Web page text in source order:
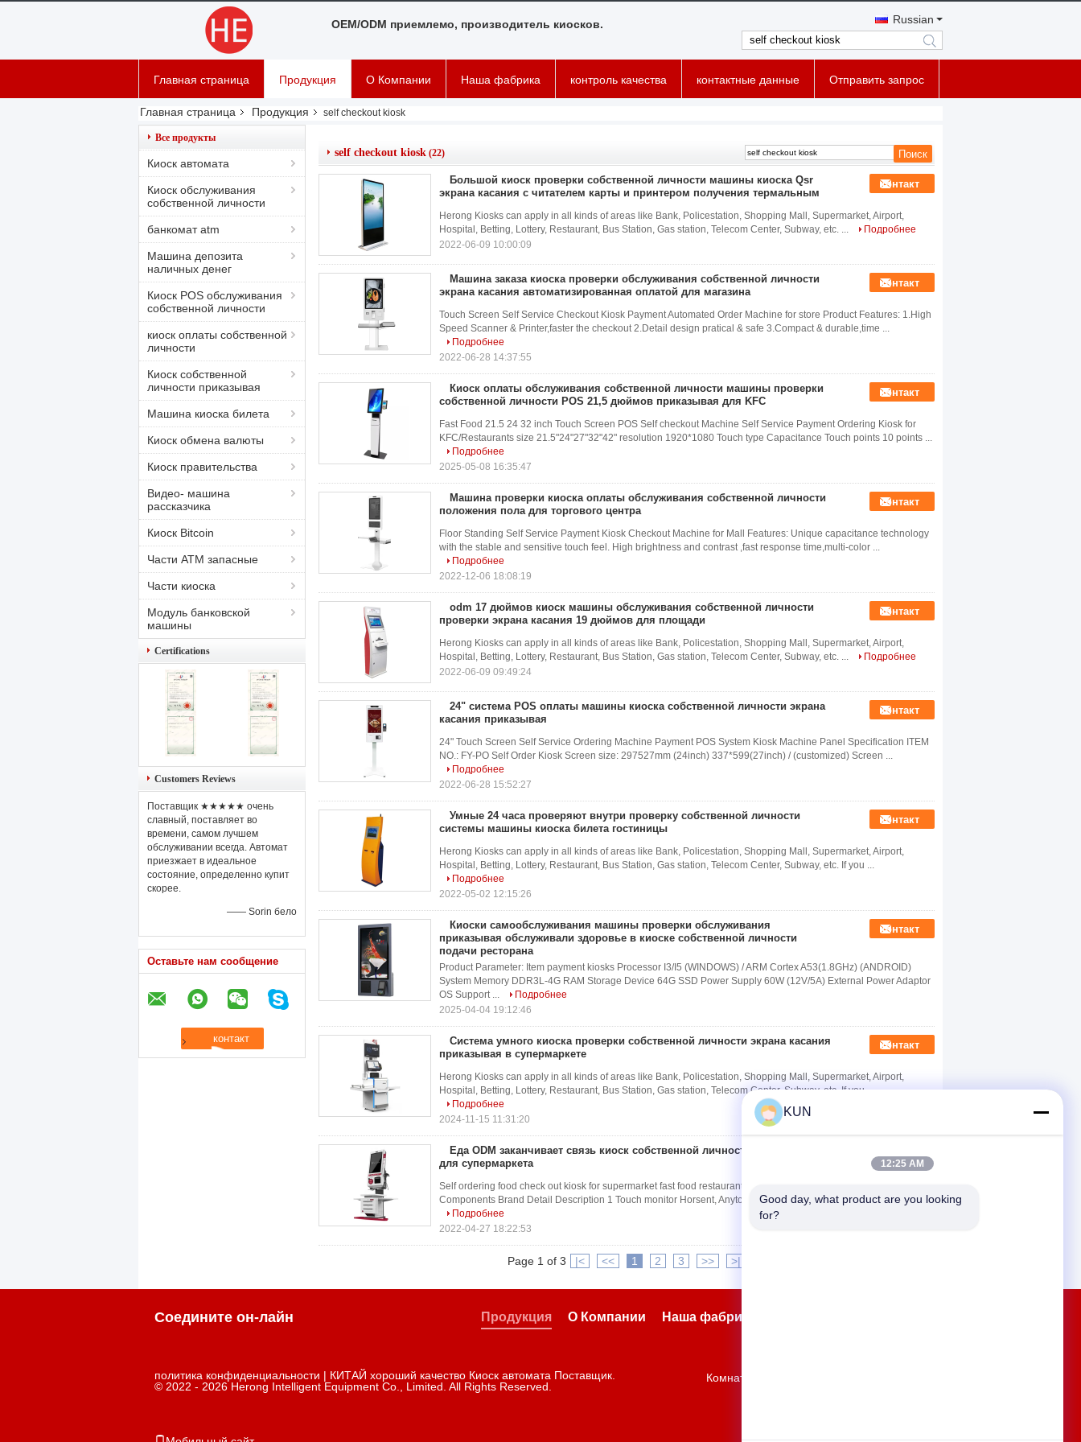
OEM/ODM приемлемо, производитель киосков. Russian
search
Главная страница Продукция О Компании Наша фабрика контроль качества контактные данные Отправить запрос
Главная страница Продукция self checkout kiosk
Все продукты
Киоск автомата
Киоск обслуживания
собственной личности
банкомат atm
Машина депозита
наличных денег
Киоск POS обслуживания
собственной личности
киоск оплаты собственной
личности
Киоск собственной
личности приказывая
Машина киоска билета
Киоск обмена валюты
Киоск правительства
Видео- машина
рассказчика
Киоск Bitcoin
Части ATM запасные
Части киоска
Модуль банковской
машины
Certifications
Customers Reviews
Поставщик ★★★★★ очень
славный, поставляет во
времени, самом лучшем
обслуживании всегда. Автомат
приезжает в идеальное
состояние, определенно купит
скорее.
—— Sorin бело
Оставьте нам сообщение
self checkout kiosk (22)
Большой киоск проверки собственной личности машины киоска Qsr
экрана касания с читателем карты и принтером получения термальным
контакт
Herong Kiosks can apply in all kinds of areas like Bank, Policestation, Shopping Mall, Supermarket, Airport,
Hospital, Betting, Lottery, Restaurant, Bus Station, Gas station, Telecom Center, Subway, etc. ...
Подробнее
2022-06-09 10:00:09
Машина заказа киоска проверки обслуживания собственной личности
экрана касания автоматизированная оплатой для магазина
контакт
Touch Screen Self Service Checkout Kiosk Payment Automated Order Machine for store​ Product Features: 1.High
Speed Scanner & Printer,faster the checkout 2.Detail design pratical & safe 3.Compact & durable,time ...
Подробнее
2022-06-28 14:37:55
Киоск оплаты обслуживания собственной личности машины проверки
собственной личности POS 21,5 дюймов приказывая для KFC
контакт
Fast Food 21.5 24 32 inch Touch Screen POS Self checkout Machine Self Service Payment Ordering Kiosk for
KFC/Restaurants size 21.5"24"27"32"42" resolution 1920*1080 Touch type Capacitance Touch points 10 points ...
Подробнее
2025-05-08 16:35:47
Машина проверки киоска оплаты обслуживания собственной личности
положения пола для торгового центра
контакт
Floor Standing Self Service Payment Kiosk Checkout Machine for Mall Features: Unique capacitance technology
with the stable and sensitive touch feel. High brightness and contrast ,fast response time,multi-color ...
Подробнее
2022-12-06 18:08:19
odm 17 дюймов киоск машины обслуживания собственной личности
проверки экрана касания 19 дюймов для площади
контакт
Herong Kiosks can apply in all kinds of areas like Bank, Policestation, Shopping Mall, Supermarket, Airport,
Hospital, Betting, Lottery, Restaurant, Bus Station, Gas station, Telecom Center, Subway, etc. ...
Подробнее
2022-06-09 09:49:24
24" система POS оплаты машины киоска собственной личности экрана
касания приказывая
контакт
24" Touch Screen Self Service Ordering Machine Payment POS System Kiosk Machine Panel Specification ITEM
NO.: FY-PO Self Order Kiosk Screen size: 297527mm (24inch) 337*599(27inch) / (customized) Screen ...
Подробнее
2022-06-28 15:52:27
Умные 24 часа проверяют внутри проверку собственной личности
системы машины киоска билета гостиницы
контакт
Herong Kiosks can apply in all kinds of areas like Bank, Policestation, Shopping Mall, Supermarket, Airport,
Hospital, Betting, Lottery, Restaurant, Bus Station, Gas station, Telecom Center, Subway, etc. If you ...
Подробнее
2022-05-02 12:15:26
Киоски самообслуживания машины проверки обслуживания
приказывая обслуживали здоровье в киоске собственной личности
подачи ресторана
контакт
Product Parameter: Item payment kiosks Processor I3/I5 (WINDOWS) / ARM Cortex A53(1.8GHz) (ANDROID)
System Memory DDR3L-4G RAM Storage Device 64G SSD Power Supply 60W (12V/5A) External Power Adaptor
OS Support ...
Подробнее
2025-04-04 19:12:46
Система умного киоска проверки собственной личности экрана касания
приказывая в супермаркете
контакт
Herong Kiosks can apply in all kinds of areas like Bank, Policestation, Shopping Mall, Supermarket, Airport,
Hospital, Betting, Lottery, Restaurant, Bus Station, Gas station, Telecom Center, Subway, etc. If you ...
Подробнее
2024-11-15 11:31:20
Еда ODM заканчивает связь киоск собственной личности приказывая
для супермаркета
контакт
Self ordering food check out kiosk for supermarket fast food restaurant shopping mall small shop Specification No.
Components Brand Detail Description 1 Touch monitor Horsent, Anytouch Product type: Embedded ...
Подробнее
2022-04-27 18:22:53
Page 1 of 3 |< << 1 2 3 >> >|
Соедините он-лайн Наша фабрика
О Компании
Продукция
политика конфиденциальности | КИТАЙ хороший качество Киоск автомата Поставщик.
© 2022 - 2026 Herong Intelligent Equipment Co., Limited. All Rights Reserved.
Комната 1901, здание 9, Jingdong Dadao,
KUN
12:25 AM
Good day, what product are you looking
for?